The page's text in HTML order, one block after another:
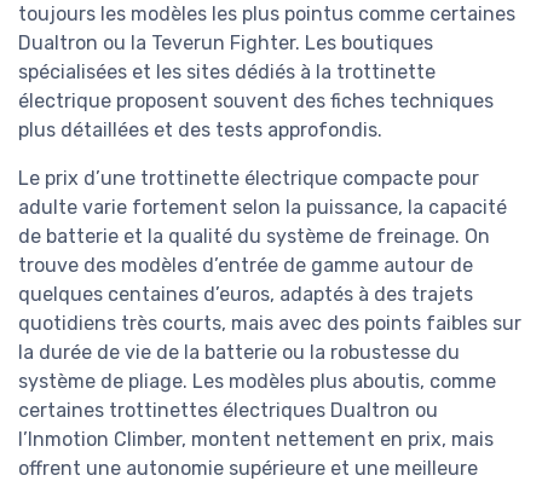
toujours les modèles les plus pointus comme certaines
Dualtron ou la Teverun Fighter. Les boutiques
spécialisées et les sites dédiés à la trottinette
électrique proposent souvent des fiches techniques
plus détaillées et des tests approfondis.
Le prix d’une trottinette électrique compacte pour
adulte varie fortement selon la puissance, la capacité
de batterie et la qualité du système de freinage. On
trouve des modèles d’entrée de gamme autour de
quelques centaines d’euros, adaptés à des trajets
quotidiens très courts, mais avec des points faibles sur
la durée de vie de la batterie ou la robustesse du
système de pliage. Les modèles plus aboutis, comme
certaines trottinettes électriques Dualtron ou
l’Inmotion Climber, montent nettement en prix, mais
offrent une autonomie supérieure et une meilleure